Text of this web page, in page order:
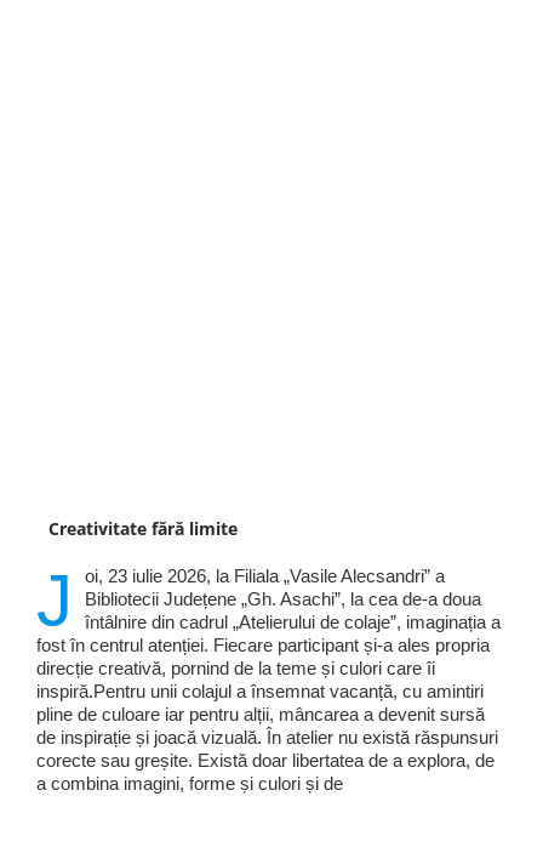
Creativitate fără limite
J
oi, 23 iulie 2026, la Filiala „Vasile Alecsandri” a
Bibliotecii Județene „Gh. Asachi”, la cea de-a doua
întâlnire din cadrul „Atelierului de colaje”, imaginația a
fost în centrul atenției. Fiecare participant și-a ales propria
direcție creativă, pornind de la teme și culori care îi
inspiră.Pentru unii colajul a însemnat vacanță, cu amintiri
pline de culoare iar pentru alții, mâncarea a devenit sursă
de inspirație și joacă vizuală. În atelier nu există răspunsuri
corecte sau greșite. Există doar libertatea de a explora, de
a combina imagini, forme și culori și de